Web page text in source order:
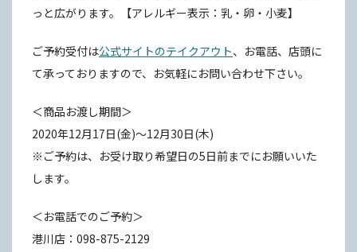
っと広がります。【アレルギー表示：乳・卵・小麦】
ご予約受付は公式サイトのテイクアウト、お電話、店頭に
て承っておりますので、お気軽にお問い合わせ下さい。
＜商品お渡し期間＞
2020年12月17日(金)〜12月30日(木)
※ご予約は、お受け取り希望日の5日前までにお願いいた
します。
＜お電話でのご予約＞
港川店：098-875-2129